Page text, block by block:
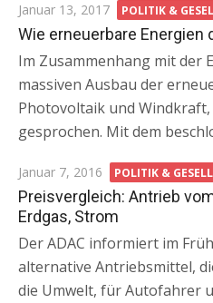
Posted
on
Januar 13, 2017 POLITIK &
Wie erneuerbare
Im Zusammenhang mit der
massiven Ausbau der
Photovoltaik und
gesprochen. Mit dem
Posted
on
Januar 7, 2016 POLITIK &
Preisvergleich: Antrieb
Erdgas, Strom
Der ADAC informiert im
alternative Antriebsmittel,
die Umwelt, für Autofahrer